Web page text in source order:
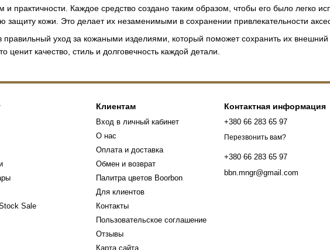
практичности. Каждое средство создано таким образом, чтобы его было легко
защиту кожи. Это делает их незаменимыми в сохранении привлекательности
уход за кожаными изделиями, который поможет сохранить их
ценит качество, стиль и долговечность каждой детали.
Sale
Клиентам
Вход в личный кабинет
О нас
Оплата и доставка
Обмен и возврат
Палитра цветов Boorbon
Для клиентов
Контакты
Пользовательское соглашение
Отзывы
Карта сайта
Контактная информация
+380 66 283 65 97
Перезвонить вам?
+380 66 283 65 97
bbn.mngr@gmail.com